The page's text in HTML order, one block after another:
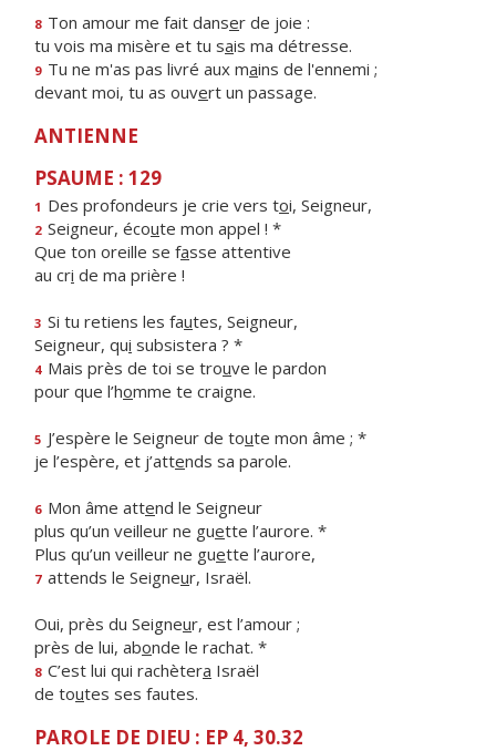
8 Ton amour me fait danser de joie :
tu vois ma misère et tu sais ma détresse.
9 Tu ne m'as pas livré aux mains de l'ennemi ;
devant moi, tu as ouvert un passage.
ANTIENNE
PSAUME : 129
1 Des profondeurs je crie vers toi, Seigneur,
2 Seigneur, écoute mon appel ! *
Que ton oreille se fasse attentive
au cri de ma prière !
3 Si tu retiens les fautes, Seigneur,
Seigneur, qui subsistera ? *
4 Mais près de toi se trouve le pardon
pour que l’homme te craigne.
5 J’espère le Seigneur de toute mon âme ; *
je l’espère, et j’attends sa parole.
6 Mon âme attend le Seigneur
plus qu’un veilleur ne guette l’aurore. *
Plus qu’un veilleur ne guette l’aurore,
7 attends le Seigneur, Israël.
Oui, près du Seigneur, est l’amour ;
près de lui, abonde le rachat. *
8 C’est lui qui rachètera Israël
de toutes ses fautes.
PAROLE DE DIEU : EP 4, 30.32